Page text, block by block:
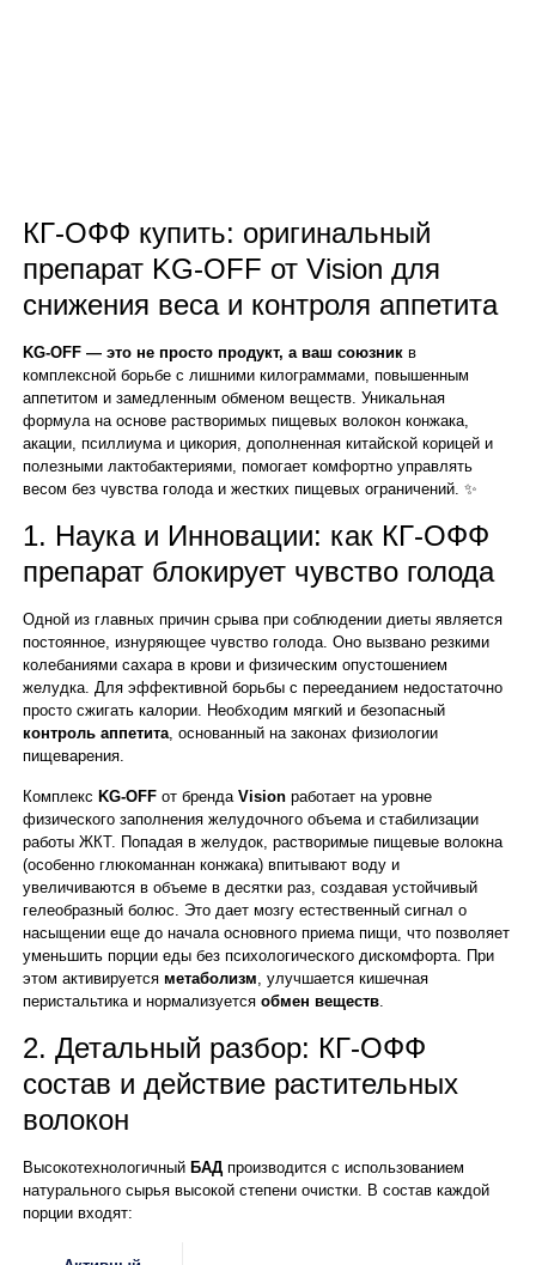
КГ-ОФФ купить: оригинальный
препарат KG-OFF от Vision для
снижения веса и контроля аппетита
KG-OFF — это не просто продукт, а ваш союзник в
комплексной борьбе с лишними килограммами, повышенным
аппетитом и замедленным обменом веществ. Уникальная
формула на основе растворимых пищевых волокон конжака,
акации, псиллиума и цикория, дополненная китайской корицей и
полезными лактобактериями, помогает комфортно управлять
весом без чувства голода и жестких пищевых ограничений. ✨
1. Наука и Инновации: как КГ-ОФФ
препарат блокирует чувство голода
Одной из главных причин срыва при соблюдении диеты является
постоянное, изнуряющее чувство голода. Оно вызвано резкими
колебаниями сахара в крови и физическим опустошением
желудка. Для эффективной борьбы с перееданием недостаточно
просто сжигать калории. Необходим мягкий и безопасный
контроль аппетита , основанный на законах физиологии
пищеварения.
КомплексKG-OFF от брендаVision работает на уровне
физического заполнения желудочного объема и стабилизации
работы ЖКТ. Попадая в желудок, растворимые пищевые волокна
(особенно глюкоманнан конжака) впитывают воду и
увеличиваются в объеме в десятки раз, создавая устойчивый
гелеобразный болюс. Это дает мозгу естественный сигнал о
насыщении еще до начала основного приема пищи, что позволяет
уменьшить порции еды без психологического дискомфорта. При
этом активируетсяметаболизм , улучшается кишечная
перистальтика и нормализуетсяобмен веществ
2. Детальный разбор: КГ-ОФФ
состав и действие растительных
волокон
ВысокотехнологичныйБАД производится с использованием
натурального сырья высокой степени очистки. В состав каждой
порции входят: